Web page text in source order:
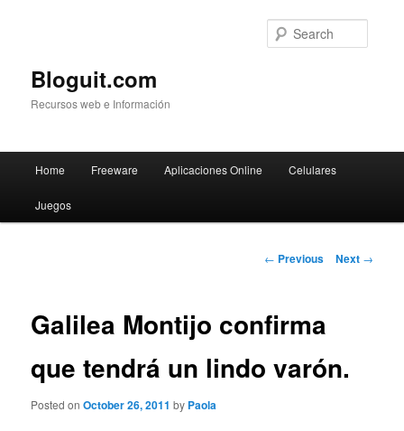
Bloguit.com
Recursos web e Información
Skip
to
Home Freeware Aplicaciones Online Celulares
Juegos
Post
← Previous Next →
Galilea Montijo confirma
que tendrá un lindo varón.
Posted onOctober 26, 2011 by Paola